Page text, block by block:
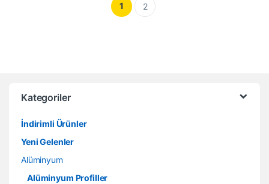
1 2
Kategoriler
İndirimli Ürünler
Yeni Gelenler
Alüminyum
Alüminyum Profiller